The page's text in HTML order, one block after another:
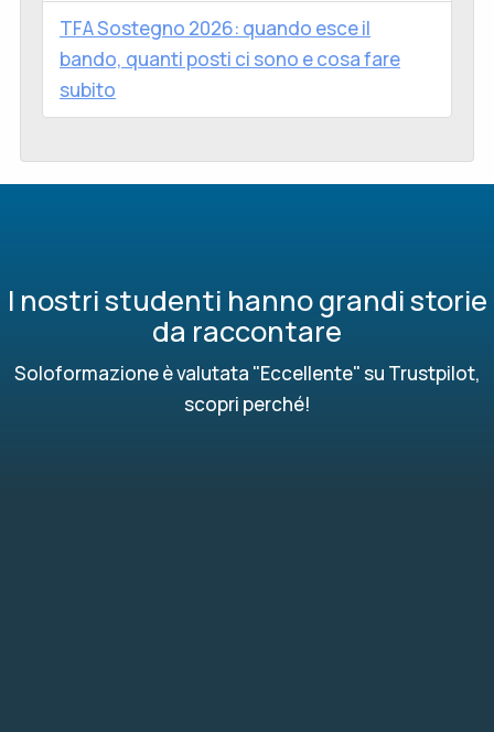
TFA Sostegno 2026: quando esce il
bando, quanti posti ci sono e cosa fare
subito
I nostri studenti hanno grandi storie
da raccontare
Soloformazione è valutata "Eccellente" su Trustpilot,
scopri perché!